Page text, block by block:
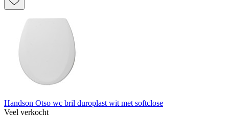
Handson Otso wc bril duroplast wit met softclose
Veel verkocht